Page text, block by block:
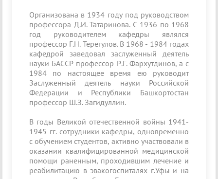
Организована в 1934 году под руководством
профессора Д.И. Татаринова. С 1936 по 1968
год руководителем кафедры являлся
профессор Г.Н. Терегулов. В 1968 - 1984 годах
кафедрой заведовал заслуженный деятель
науки БАССР профессор Р.Г. Фархутдинов, а с
1984 по настоящее время ею руководит
Заслуженный деятель науки Российской
Федерации и Республики Башкортостан
профессор Ш.З. Загидуллин.
В годы Великой отечественной войны 1941-
1945 гг. сотрудники кафедры, одновременно
с обучением студентов, активно участвовали в
оказании квалифицированной медицинской
помощи раненным, проходившим лечение и
реабилитацию в эвакогоспиталях г.Уфы и на